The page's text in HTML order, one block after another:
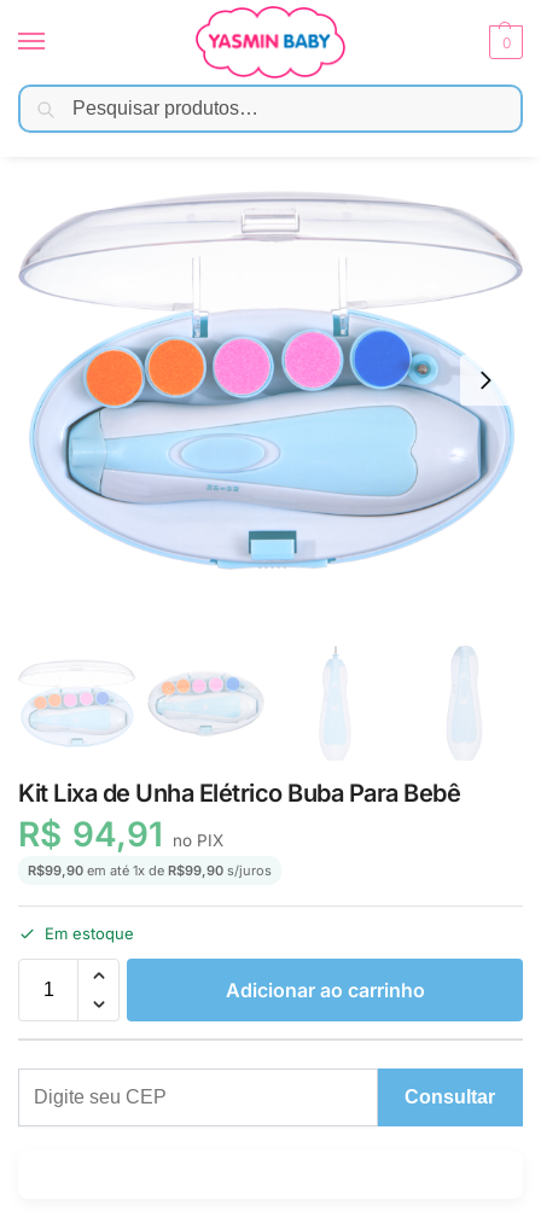
0
Início Banho / Higiene e Cuidados
Kit Lixa de Unha Elétrico Buba Para Bebê
R$ 94,91 no PIX
R$99,90 em até 1x de R$99,90 s/juros
Em estoque
Adicionar ao carrinho
Consultar